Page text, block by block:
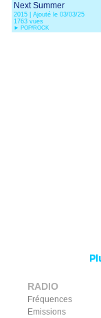
Next Summer
2015 | Ajouté le 03/03/25
1763 vues
► POP/ROCK
RADIO
Fréquences
Emissions